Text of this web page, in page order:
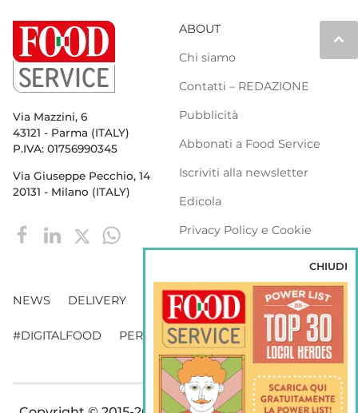
keyboard_arrow_up
Via Mazzini, 6
43121 - Parma (ITALY)
P.IVA: 01756990345
Via Giuseppe Pecchio, 14
20131 - Milano (ITALY)
ABOUT
Chi siamo
Contatti – REDAZIONE
Pubblicità
Abbonati a Food Service
Iscriviti alla newsletter
Edicola
Privacy Policy e Cookie
NEWS DELIVERY DISTRIBUZIONE
#DIGITALFOOD PERSONE WEBINAR VENDING
CHIUDI